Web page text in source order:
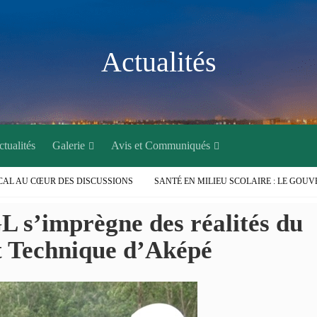
Actualités
Galerie Avis et Communiqués
CŒUR DES DISCUSSIONS SANTÉ EN MILIEU SCOLAIRE : LE
AU PROFIT DES POPULATIONS
LE GOUVERNEUR DU DAGL A
DE GOLFE 1
MISE EN ŒUVRE DU PEUL III : DES ÉQUIPEMENTS
s’imprègne des réalités du
d’Aképé